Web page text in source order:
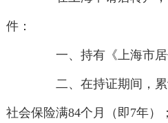
件：
一、持有《上海市居
二、在持证期间，累
社会保险满84个月（即7年）；